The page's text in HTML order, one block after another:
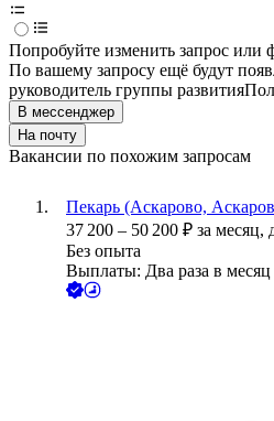
Попробуйте изменить запрос или
По вашему запросу ещё будут
руководитель группы развития
В мессенджер
На почту
Вакансии по похожим запросам
Пекарь (Аскарово,
37 200 – 50 200 ₽ за месяц,
Без опыта
Выплаты: Два раза в месяц